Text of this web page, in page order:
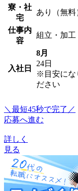
寮・社
宅
あり（無料
仕事内
容
組立・加工
入社日
8月
24日
※目安にな
ださい
＼最短45秒で完了／
応募へ進む
詳しく
見る